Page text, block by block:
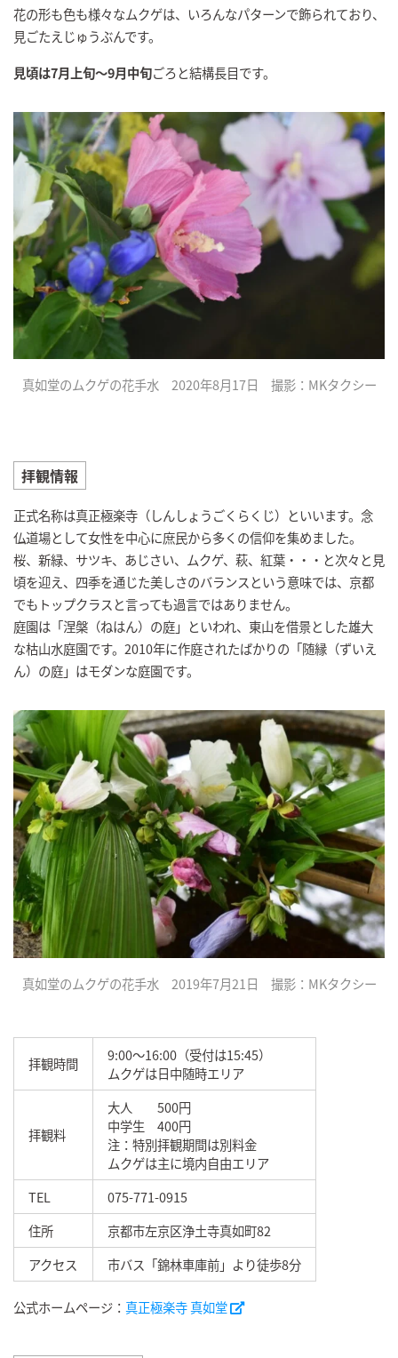
花の形も色も様々なムクゲは、いろんなパターンで飾られており、
見ごたえじゅうぶんです。
見頃は7月上旬～9月中旬ごろと結構長目です。
真如堂のムクゲの花手水 2020年8月17日 撮影：MKタクシー
拝観情報
正式名称は真正極楽寺（しんしょうごくらくじ）といいます。念
仏道場として女性を中心に庶民から多くの信仰を集めました。
桜、新緑、サツキ、あじさい、ムクゲ、萩、紅葉・・・と次々と見
頃を迎え、四季を通じた美しさのバランスという意味では、京都
でもトップクラスと言っても過言ではありません。
庭園は「涅槃（ねはん）の庭」といわれ、東山を借景とした雄大
な枯山水庭園です。2010年に作庭されたばかりの「随縁（ずいえ
ん）の庭」はモダンな庭園です。
真如堂のムクゲの花手水 2019年7月21日 撮影：MKタクシー
拝観時間
9:00～16:00（受付は15:45）
ムクゲは日中随時エリア
拝観料
大人 500円
中学生 400円
注：特別拝観期間は別料金
ムクゲは主に境内自由エリア
TEL
075-771-0915
住所
京都市左京区浄土寺真如町82
アクセス
市バス「錦林車庫前」より徒歩8分
公式ホームページ： 真正極楽寺 真如堂